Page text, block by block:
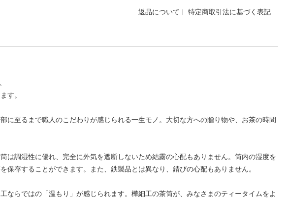
返品について | 特定商取引法に基づく表記
す。
に至るまで職人のこだわりが感じられる一生モノ。大切な方への贈り物や、お茶の時間
は調湿性に優れ、完全に外気を遮断しないため結露の心配もありません。筒内の湿度を
存することができます。また、鉄製品とは異なり、錆びの心配もありません。
ならではの「温もり」が感じられます。樺細工の茶筒が、みなさまのティータイムをよ